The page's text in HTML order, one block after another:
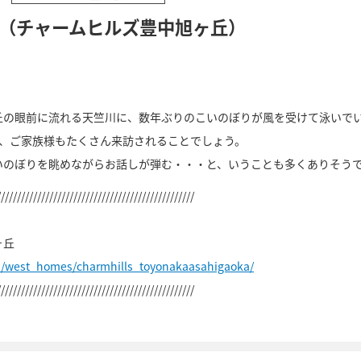
チャームヒルズ豊中旭ヶ丘）
眼前に流れる天竺川に、数年ぶりのこいのぼりが風を受けて泳いでい
ご家族様もたくさん来訪されることでしょう。
ぼりを眺めながらお話しが弾む・・・と、いうことも多くありそうで
charmhills_toyonakaasahigaoka/